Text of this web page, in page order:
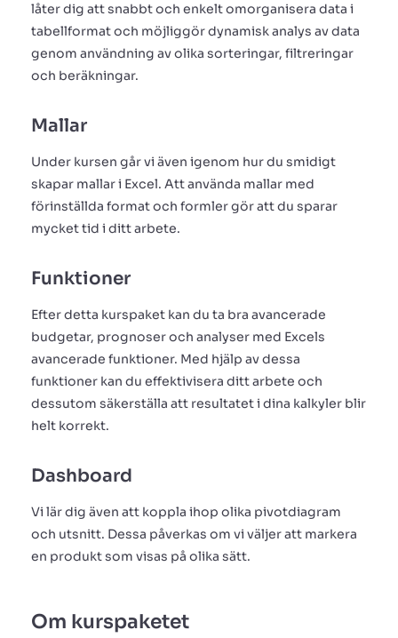
låter dig att snabbt och enkelt omorganisera data i
tabellformat och möjliggör dynamisk analys av data
genom användning av olika sorteringar, filtreringar
och beräkningar.
Mallar
Under kursen går vi även igenom hur du smidigt
skapar mallar i Excel. Att använda mallar med
förinställda format och formler gör att du sparar
mycket tid i ditt arbete.
Funktioner
Efter detta kurspaket kan du ta bra avancerade
budgetar, prognoser och analyser med Excels
avancerade funktioner. Med hjälp av dessa
funktioner kan du effektivisera ditt arbete och
dessutom säkerställa att resultatet i dina kalkyler blir
helt korrekt.
Dashboard
Vi lär dig även att koppla ihop olika pivotdiagram
och utsnitt. Dessa påverkas om vi väljer att markera
en produkt som visas på olika sätt.
Om kurspaketet